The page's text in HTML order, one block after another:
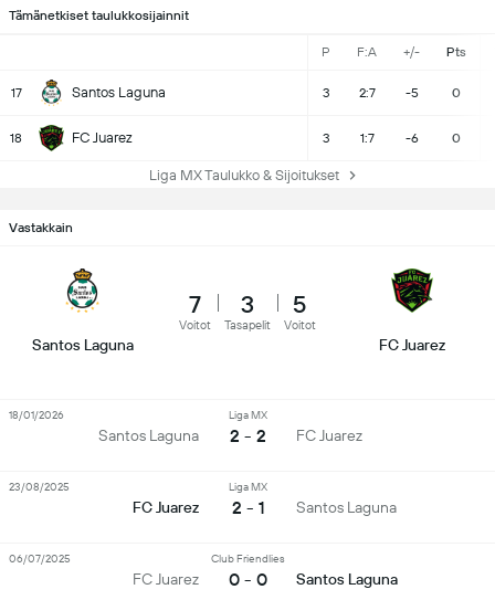
Tämänetkiset taulukkosijainnit
P F:A +/- Pts
17 Santos Laguna 3 2:7 -5 0
18 FC Juarez 3 1:7 -6 0
Liga MX Taulukko & Sijoitukset
Vastakkain
Santos Laguna
7
Voitot
3
Tasapelit
5
Voitot
FC Juarez
Santos Laguna
Liga MX
2 - 2 FC Juarez
18/01/2026
FC Juarez
Liga MX
2 - 1 Santos Laguna
23/08/2025
FC Juarez
Club Friendlies
0 - 0 Santos Laguna
06/07/2025